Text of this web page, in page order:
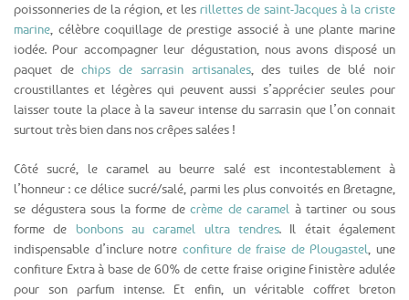
poissonneries de la région, et les rillettes de saint-Jacques à la criste
marine, célèbre coquillage de prestige associé à une plante marine
iodée. Pour accompagner leur dégustation, nous avons disposé un
paquet dechips de sarrasin artisanales, des tuiles de blé noir
croustillantes et légères qui peuvent aussi s’apprécier seules pour
laisser toute la place à la saveur intense du sarrasin que l’on connait
surtout très bien dans nos crêpes salées !
Côté sucré, le caramel au beurre salé est incontestablement à
l’honneur : ce délice sucré/salé, parmi les plus convoités en Bretagne,
se dégustera sous la forme de crème de caramel à tartiner ou sous
forme de bonbons au caramel ultra tendres. Il était également
indispensable d’inclure notre confiture de fraise de Plougastel, une
confiture Extra à base de 60% de cette fraise origine Finistère adulée
pour son parfum intense. Et enfin, un véritable coffret breton